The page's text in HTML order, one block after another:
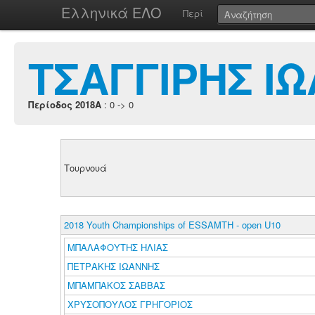
Ελληνικά ΕΛΟ Περί
ΤΣΑΓΓΙΡΗΣ
Περίοδος 2018A : 0 -> 0
Τουρνουά
2018 Youth Championships of ESSAMTH - open U10
ΜΠΑΛΑΦΟΥΤΗΣ ΗΛΙΑΣ
ΠΕΤΡΑΚΗΣ ΙΩΑΝΝΗΣ
ΜΠΑΜΠΑΚΟΣ ΣΑΒΒΑΣ
ΧΡΥΣΟΠΟΥΛΟΣ ΓΡΗΓΟΡΙΟΣ